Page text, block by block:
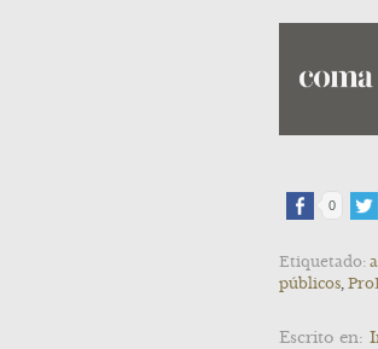
0
Etiquetado:
públicos,
Escrito en: